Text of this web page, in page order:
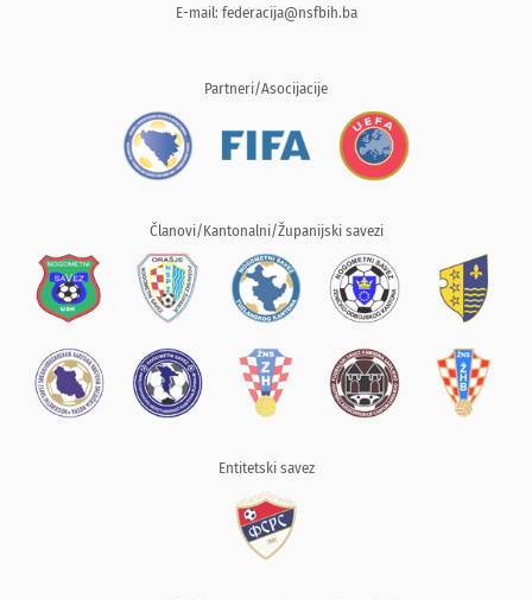
E-mail: federacija@nsfbih.ba
Partneri/Asocijacije
Članovi/Kantonalni/Županijski savezi
Entitetski savez